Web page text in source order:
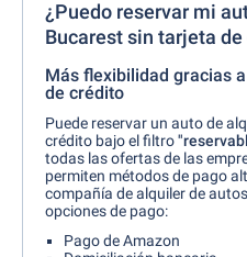
¿Puedo reservar mi
Bucarest sin tarjeta
Más flexibilidad gracias
de crédito
Puede reservar un auto de
crédito bajo el filtro
todas las ofertas de las
permiten métodos de pago
compañía de alquiler de
opciones de pago:
Pago de Amazon